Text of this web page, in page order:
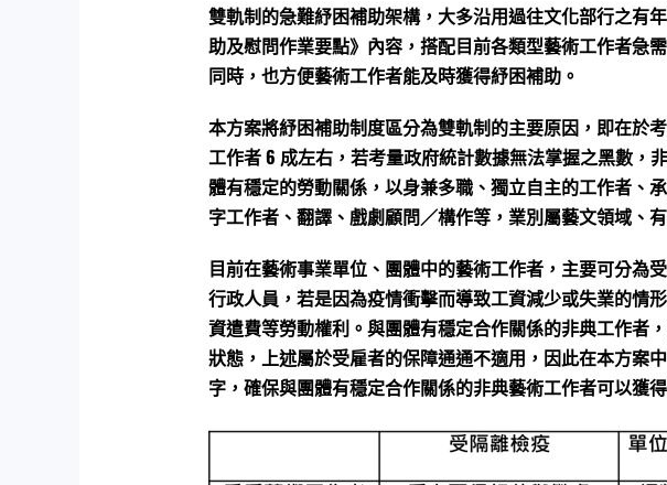
雙軌制的急難紓困補助架構，大多沿用過往文化部行之有
助及慰問作業要點》內容，搭配目前各類型藝術工作者急
同時，也方便藝術工作者能及時獲得紓困補助。
本方案將紓困補助制度區分為雙軌制的主要原因，即在於
工作者 6 成左右，若考量政府統計數據無法掌握之黑數，
體有穩定的勞動關係，以身兼多職、獨立自主的工作者、
字工作者、翻譯、戲劇顧問／構作等，業別屬藝文領域、
目前在藝術事業單位、團體中的藝術工作者，主要可分為
行政人員，若是因為疫情衝擊而導致工資減少或失業的情
資遣費等勞動權利。與團體有穩定合作關係的非典工作者
狀態，上述屬於受雇者的保障通通不適用，因此在本方案
字，確保與團體有穩定合作關係的非典藝術工作者可以獲